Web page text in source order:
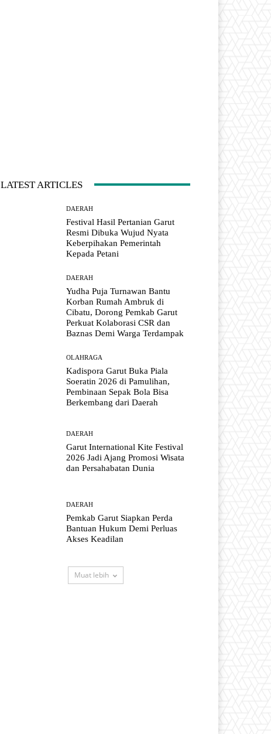
LATEST ARTICLES
DAERAH
Festival Hasil Pertanian Garut
Resmi Dibuka Wujud Nyata
Keberpihakan Pemerintah
Kepada Petani
DAERAH
Yudha Puja Turnawan Bantu
Korban Rumah Ambruk di
Cibatu, Dorong Pemkab Garut
Perkuat Kolaborasi CSR dan
Baznas Demi Warga Terdampak
OLAHRAGA
Kadispora Garut Buka Piala
Soeratin 2026 di Pamulihan,
Pembinaan Sepak Bola Bisa
Berkembang dari Daerah
DAERAH
Garut International Kite Festival
2026 Jadi Ajang Promosi Wisata
dan Persahabatan Dunia
DAERAH
Pemkab Garut Siapkan Perda
Bantuan Hukum Demi Perluas
Akses Keadilan
Muat lebih